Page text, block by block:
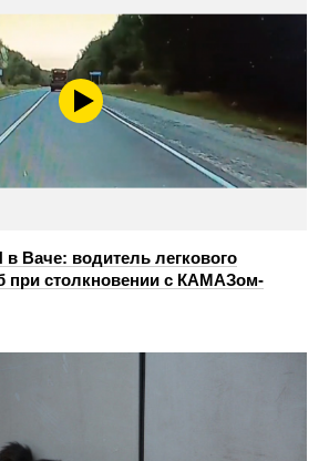
Ваче: водитель легкового
при столкновении с КАМАЗом-